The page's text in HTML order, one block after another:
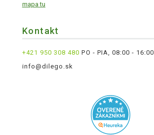
mapa tu
Kontakt
+421 950 308 480 PO - PIA, 08:00 - 16:00
info@dilego.sk